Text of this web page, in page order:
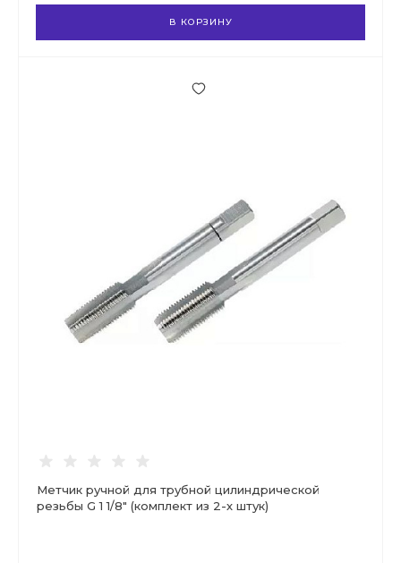
В КОРЗИНУ
Метчик ручной для трубной цилиндрической
резьбы G 1 1/8" (комплект из 2-х штук)